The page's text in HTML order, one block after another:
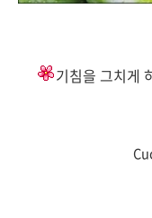
기침을 그치게